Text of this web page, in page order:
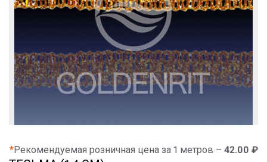
*Рекомендуемая розничная цена за 1 метров – 42.00 ₽